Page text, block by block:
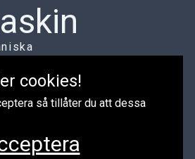
du vill sälja?
av att köpa maskiner. Om du har
välkommen att kontakta mig via
cookies!
så tillåter du att dessa